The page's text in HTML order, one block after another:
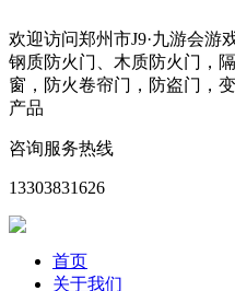
欢迎访问郑州市J9·九游会游
钢质防火门、木质防火门，
窗，防火卷帘门，防盗门，
产品
咨询服务热线
13303831626
首页
关于我们